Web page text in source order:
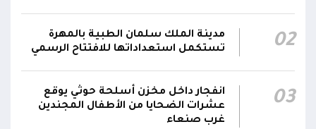
دائمة لمتابعة التطورات الميدانية والأمنية واتخاذ ما
يلزم من إجراءات بصورة عاجلة ومستمرة بما
يضمن سرعة الاستجابة للتصعيد الحوثي والتعامل
مع تداعياته على مختلف المستويات
أقر #مجلس_الدفاع_الوطني جملة من القرارات
02
مدينة الملك سلمان الطبية بالمهرة
تستكمل استعداداتها للافتتاح الرسمي
03
انفجار داخل مخزن أسلحة حوثي يوقع
عشرات الضحايا من الأطفال المجندين
غرب صنعاء